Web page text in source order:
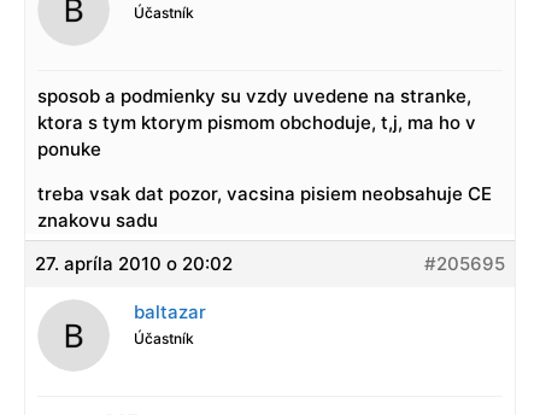
Účastník
sposob a podmienky su vzdy uvedene na stranke,
ktora s tym ktorym pismom obchoduje, t,j, ma ho v
ponuke
treba vsak dat pozor, vacsina pisiem neobsahuje CE
znakovu sadu
27. apríla 2010 o 20:02
#205695
baltazar
Účastník